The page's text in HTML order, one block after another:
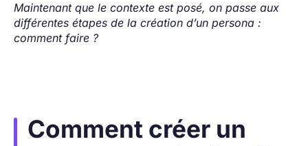
Maintenant que le contexte est posé, on passe aux
différentes étapes de la création d’un persona :
comment faire ?
Comment créer un